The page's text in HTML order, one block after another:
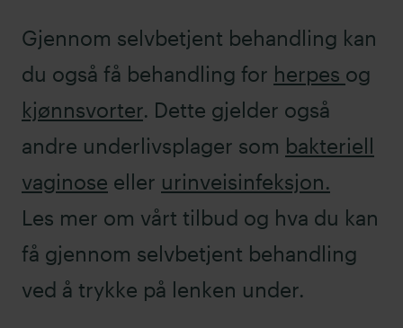
Gjennom selvbetjent behandling kan
du også få behandling for herpes og
kjønnsvorter. Dette gjelder også
andre underlivsplager som bakteriell
vaginose eller urinveisinfeksjon.
Les mer om vårt tilbud og hva du kan
få gjennom selvbetjent behandling
ved å trykke på lenken under.